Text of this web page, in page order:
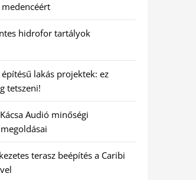
hidrofor tartályok
lakás projektek: ez
tetszeni!
Audió minőségi
terasz beépítés a Caribi